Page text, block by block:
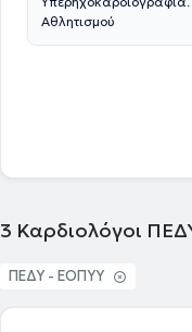
Αθλητισμού
3 Καρδιολόγοι
ΠΕΔΥ - ΕΟΠΥΥ